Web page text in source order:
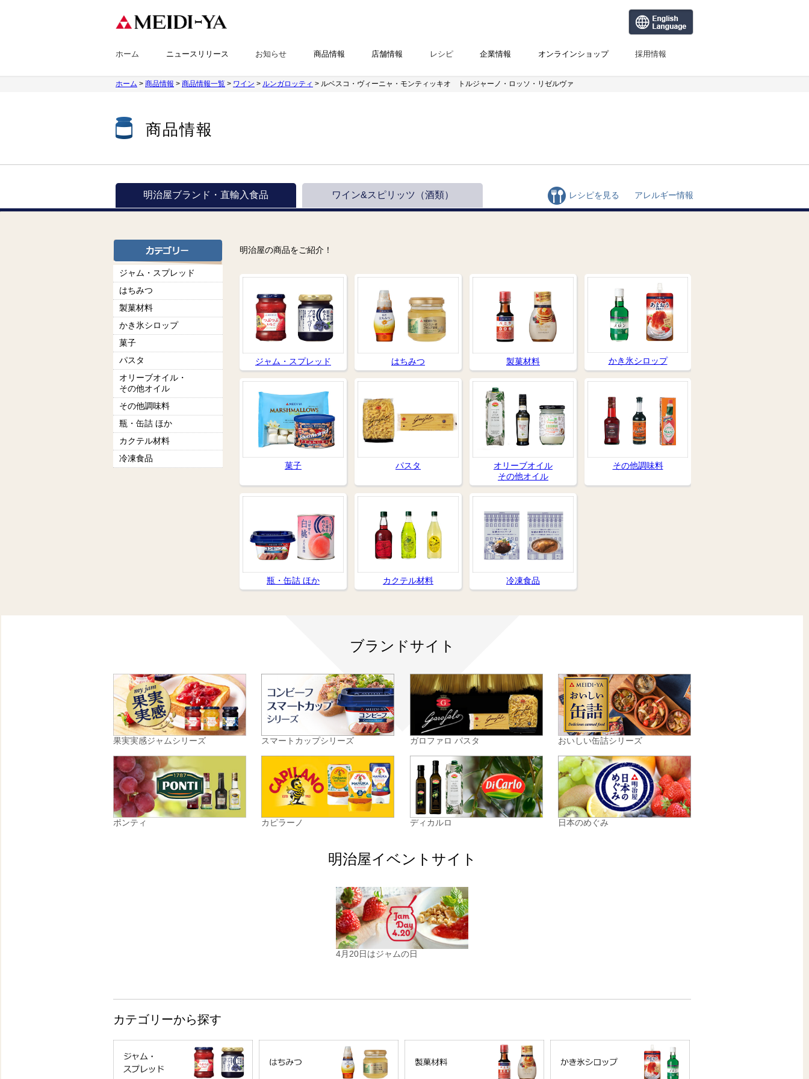
ホーム ニュースリリース お知らせ 商品情報 店舗情報 レシピ 企業情報 オンラインショップ 採用情報
ホーム > 商品情報 > 商品情報一覧 > ワイン > ルンガロッティ > ルベスコ・ヴィーニャ・モンティッキオ トルジャーノ・ロッソ・リゼルヴァ
商品情報
明治屋ブランド・ 直輸入食品 ワイン&スピリッツ （酒類） アレルギー情報
レシピを見る
ジャム・スプレッド
はちみつ
製菓材料
かき氷シロップ
菓子
パスタ
オリーブオイル・
その他オイル
その他調味料
瓶・缶詰 ほか
カクテル材料
冷凍食品
明治屋の商品をご紹介！
ジャム・スプレッド はちみつ 製菓材料 かき氷シロップ
菓子 パスタ
オリーブオイル
その他オイル
その他調味料
瓶・缶詰 ほか カクテル材料 冷凍食品
ブランドサイト
果実実感ジャムシリーズ スマートカップシリーズ ガロファロ パスタ おいしい缶詰シリーズ
ポンティ カピラーノ ディカルロ 日本のめぐみ
明治屋イベントサイト
4月20日はジャムの日
カテゴリーから探す